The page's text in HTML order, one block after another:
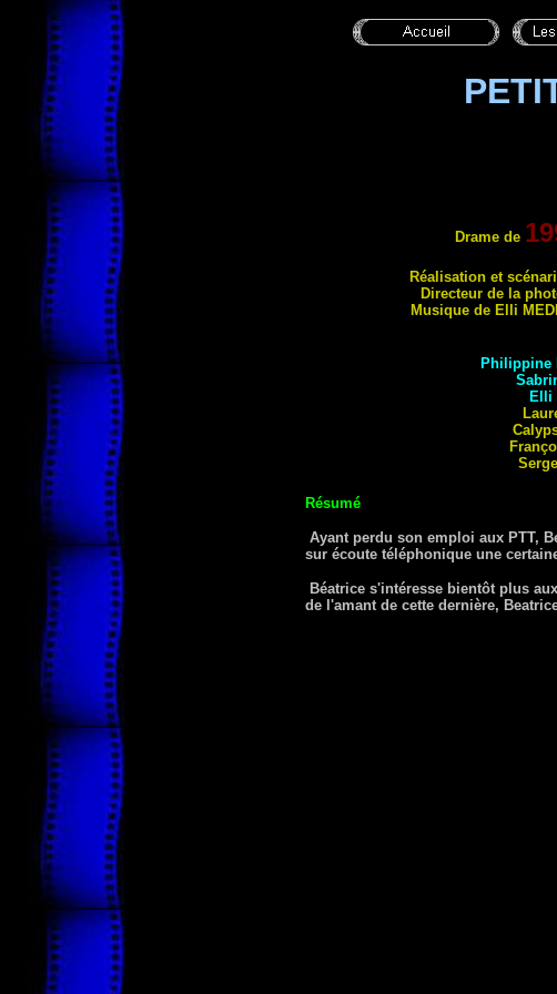
Drame de
Réalisationet
Directeur de la
Musique de Elli
Philippine
Elli
Serge
Résumé
Ayant perdu son emploi aux PTT,
sur écoute téléphonique une
Béatrice s'intéresse bientôt plus
de l'amant de cette dernière,